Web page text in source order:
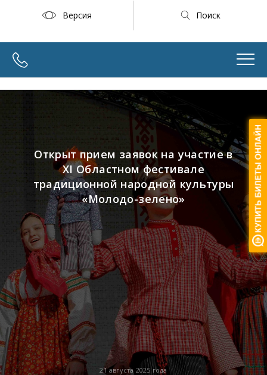
Версия Поиск
21 августа 2025 года
Открыт прием заявок на участие в
XI Областном фестивале
традиционной народной культуры
«Молодо-зелено»